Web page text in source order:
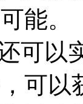
能。
以实
可以